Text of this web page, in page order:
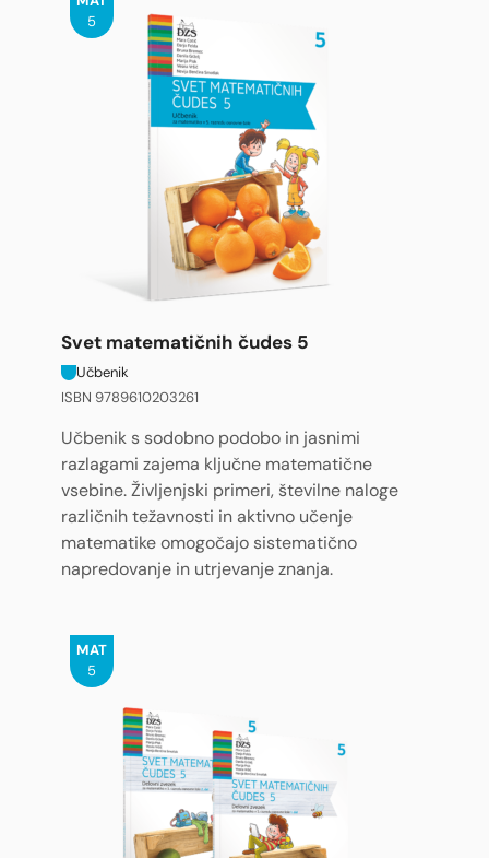
5
Svet matematičnih čudes 5
Učbenik
ISBN 9789610203261
Učbenik s sodobno podobo in jasnimi
razlagami zajema ključne matematične
vsebine. Življenjski primeri, številne naloge
različnih težavnosti in aktivno učenje
matematike omogočajo sistematično
napredovanje in utrjevanje znanja.
MAT
5